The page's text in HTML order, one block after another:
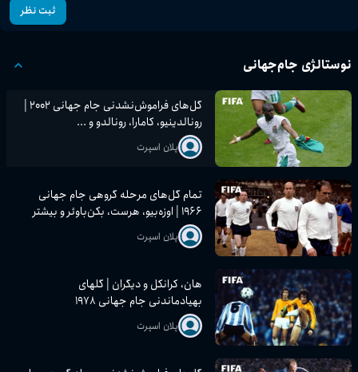
ثبت نظر
نوستالژی جام‌جهانی
گل‌های فراموش‌نشدنی جام جهانی ۲۰۰۲ |
رونالدینیو، کامارا، رونالدو و ...
پلان اسپرت
تمام گل‌های مرحله گروهی جام جهانی
۱۹۶۶ | اوزه‌بیو، هرست، بکن‌باوئر و بیشتر
پلان اسپرت
هان، کرانکل و دیگران | گلهای
بهیادماندنی جام جهانی ۱۹۷۸
پلان اسپرت